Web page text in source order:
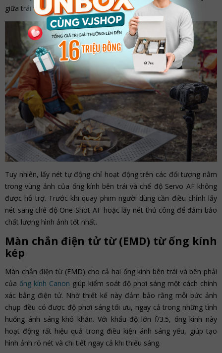
giữa trái và phải.
Tuy nhiên, lấy nét tự động chỉ hoạt động trên các đối tượng nằm
trong vùng ảnh của ống kính bên trái và chế độ Servo AF không
được hỗ trợ. Trước khi quay phim người dùng cần điều chỉnh lấy
nét sang chế độ One-Shot AF hoặc lấy nét thủ công để đảm bảo
chất lượng hình ảnh tốt nhất.
Màn chắn điện tử từ (EMD) từ ống kính
kép
Màn chắn điện từ (EMD) cho cả hai ống kính bên trái và bên phải
của ống kính Canon giúp kiểm soát độ phơi sáng một cách chính
xác bằng điện tử. Nhờ thiết kế này đảm bảo rằng mỗi bức ảnh
chụp đều có được độ phơi sáng tối ưu, ngay cả trong những tình
huống ánh sáng khó khăn. Với khẩu độ lớn f/3.5, ống kính này
hoạt động rất hiệu quả trong điều kiện ánh sáng yếu, giúp tạo
hình ảnh rõ nét và chi tiết ngay cả khi thiếu sáng.